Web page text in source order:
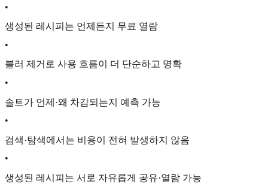
•
생성된 레시피는 언제든지 무료 열람
•
블러 제거로 사용 흐름이 더 단순하고 명확
•
솔트가 언제·왜 차감되는지 예측 가능
•
검색·탐색에서는 비용이 전혀 발생하지 않음
•
생성된 레시피는 서로 자유롭게 공유·열람 가능